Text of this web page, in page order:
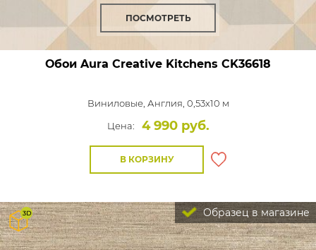
ПОСМОТРЕТЬ
Обои Aura Creative Kitchens CK36618
Виниловые, Англия, 0,53x10 м
Цена:
4 990 руб.
В КОРЗИНУ
Образец в магазине